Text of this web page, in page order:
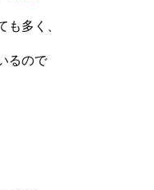
も多く、
るので